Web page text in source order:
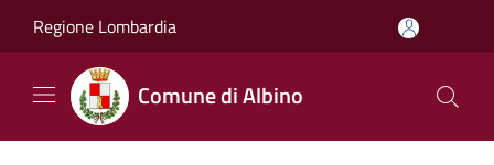
Regione Lombardia
Comune di Albino